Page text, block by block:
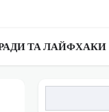
ТА ЛАЙФХАКИ